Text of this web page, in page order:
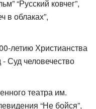
“Русский ковчег”,
в облаках”,
летию Христианства
Суд человечество
театра им.
“Не бойся”,